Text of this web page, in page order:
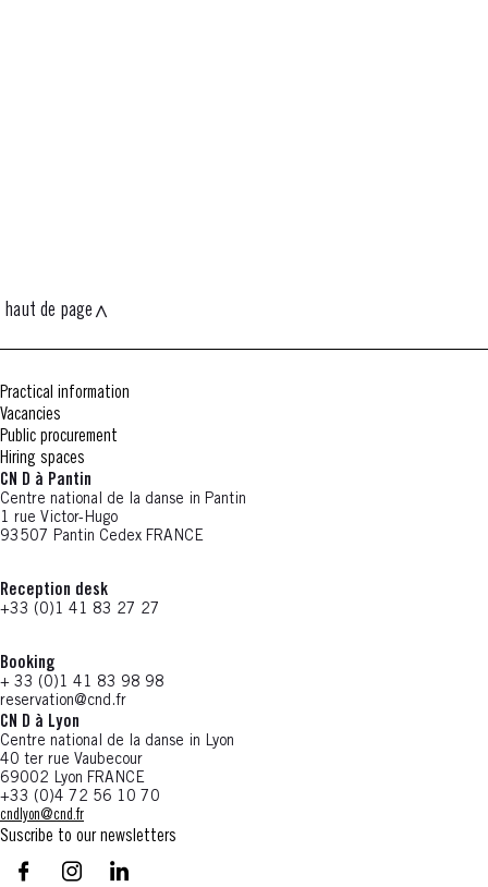
haut de page
Practical information
Vacancies
Public procurement
Hiring spaces
CN D à Pantin
Centre national de la danse in Pantin
1 rue Victor-Hugo
93507 Pantin Cedex FRANCE
Reception desk
+33 (0)1 41 83 27 27
Booking
+ 33 (0)1 41 83 98 98
reservation@cnd.fr
CN D à Lyon
Centre national de la danse in Lyon
40 ter rue Vaubecour
69002 Lyon FRANCE
+33 (0)4 72 56 10 70
cndlyon@cnd.fr
Suscribe to our newsletters
facebook - CN D - Nouvelle fenêtre
instagram - CN D - Nouvelle fenêtre
LinkedIn - CN D - Nouvelle fenêtre